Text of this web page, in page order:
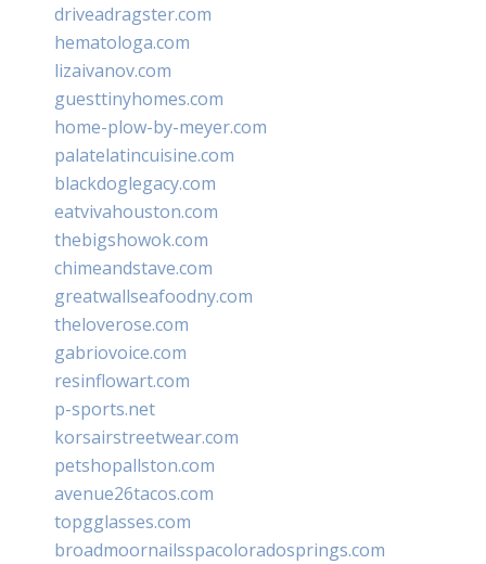
driveadragster.com
hematologa.com
lizaivanov.com
guesttinyhomes.com
home-plow-by-meyer.com
palatelatincuisine.com
blackdoglegacy.com
eatvivahouston.com
thebigshowok.com
chimeandstave.com
greatwallseafoodny.com
theloverose.com
gabriovoice.com
resinflowart.com
p-sports.net
korsairstreetwear.com
petshopallston.com
avenue26tacos.com
topgglasses.com
broadmoornailsspacoloradosprings.com